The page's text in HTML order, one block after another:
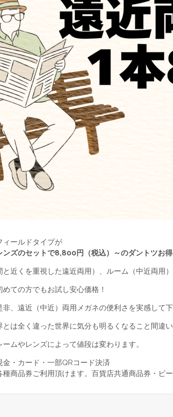
ィールドタイプが
ンズのセットで8,800円（税込）～のダントツお得
と近くを重視した遠近両用）、ルーム（中近両用
ての方でもお試し安心価格！
非、遠近（中近）両用メガネの便利さを実感して下
とは全く違った世界に気分も明るくなること間違い
ムやレンズによって値段は変わります。
金・カード・一部QRコード決済
ご利用頂けます。百貨店共通商品券・ビー